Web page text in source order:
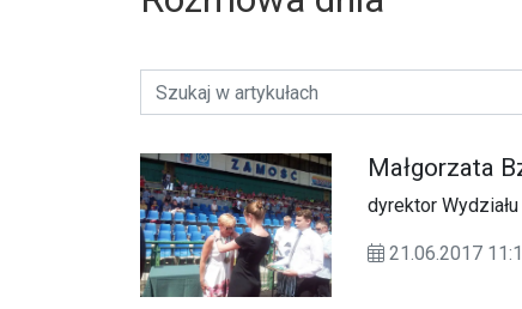
Małgorzata
dyrektor
21.06.2017